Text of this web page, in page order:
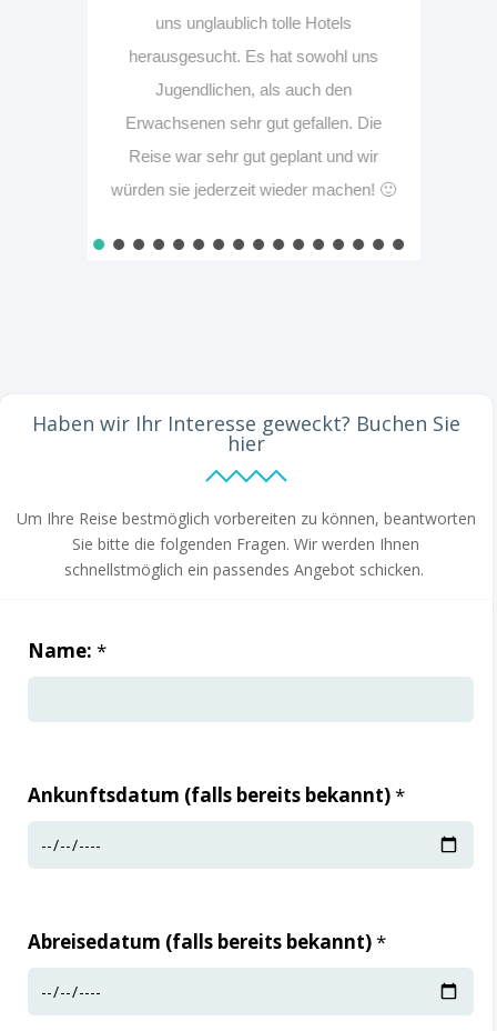
uns unglaublich tolle Hotels
herausgesucht. Es hat sowohl uns
Jugendlichen, als auch den
Erwachsenen sehr gut gefallen. Die
Reise war sehr gut geplant und wir
würden sie jederzeit wieder machen! 🙂
Haben wir Ihr Interesse geweckt? Buchen Sie
hier
Um Ihre Reise bestmöglich vorbereiten zu können, beantworten
Sie bitte die folgenden Fragen. Wir werden Ihnen
schnellstmöglich ein passendes Angebot schicken.
this
field
Name: *
Ankunftsdatum (falls bereits bekannt)*
Abreisedatum (falls bereits bekannt)*